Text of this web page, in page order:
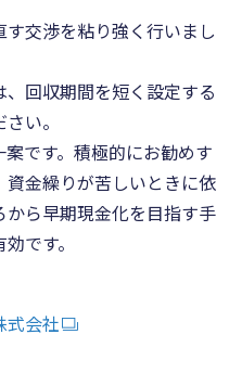
交渉を粘り強く行いまし
回収期間を短く設定する
い。
です。積極的にお勧めす
金繰りが苦しいときに依
ら早期現金化を目指す手
です。
式会社